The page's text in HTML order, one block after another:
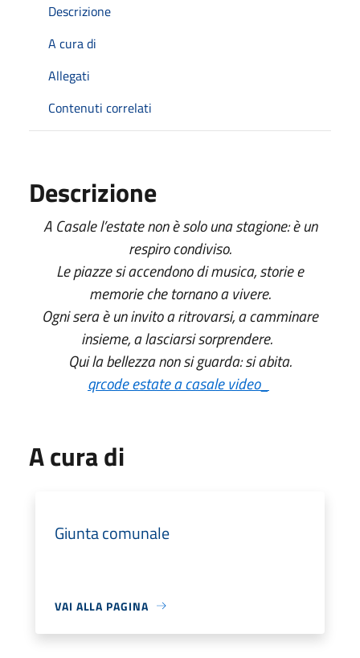
Descrizione
A cura di
Allegati
Contenuti correlati
Descrizione
A Casale l’estate non è solo una stagione: è un
respiro condiviso.
Le piazze si accendono di musica, storie e
memorie che tornano a vivere.
Ogni sera è un invito a ritrovarsi, a camminare
insieme, a lasciarsi sorprendere.
Qui la bellezza non si guarda: si abita.
qrcode estate a casale video_
A cura di
Giunta comunale
VAI ALLA PAGINA